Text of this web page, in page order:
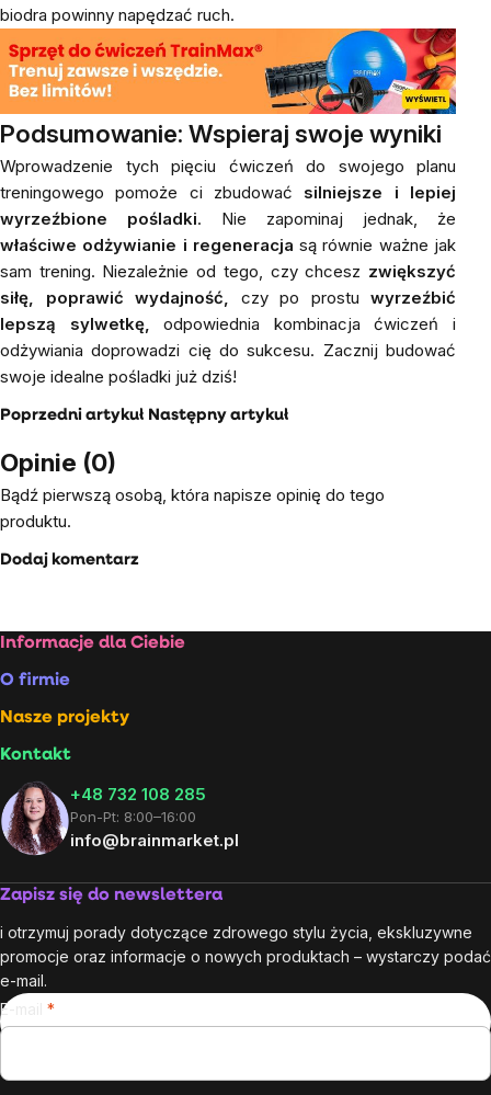
biodra powinny napędzać ruch.
Podsumowanie: Wspieraj swoje wyniki
Wprowadzenie tych pięciu ćwiczeń do swojego planu
treningowego pomoże ci zbudować silniejsze i lepiej
wyrzeźbione pośladki. Nie zapominaj jednak, że
właściwe odżywianie i regeneracja są równie ważne jak
sam trening. Niezależnie od tego, czy chcesz zwiększyć
siłę, poprawić wydajność, czy po prostu wyrzeźbić
lepszą sylwetkę, odpowiednia kombinacja ćwiczeń i
odżywiania doprowadzi cię do sukcesu. Zacznij budować
swoje idealne pośladki już dziś!
Poprzedni artykuł Następny artykuł
Opinie (0)
Bądź pierwszą osobą, która napisze opinię do tego
produktu.
Dodaj komentarz
Stopka
Informacje dla Ciebie
O firmie
Nasze projekty
Kontakt
+48 732 108 285
Pon-Pt: 8:00–16:00
info@brainmarket.pl
Zapisz się do newslettera
i otrzymuj porady dotyczące zdrowego stylu życia, ekskluzywne
promocje oraz informacje o nowych produktach – wystarczy podać
e-mail.
E-mail